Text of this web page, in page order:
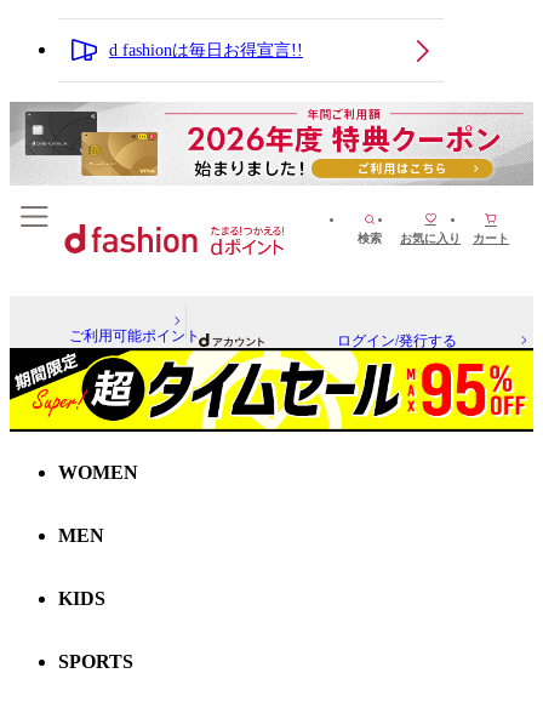
d fashionは毎日お得宣言!!
検索 お気に入り カート
ご利用可能ポイント ログイン/発行する
WOMEN
MEN
KIDS
SPORTS